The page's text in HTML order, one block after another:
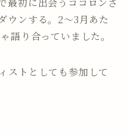
ウンする。2〜3月あた
語り合っていました。
ストとしても参加して